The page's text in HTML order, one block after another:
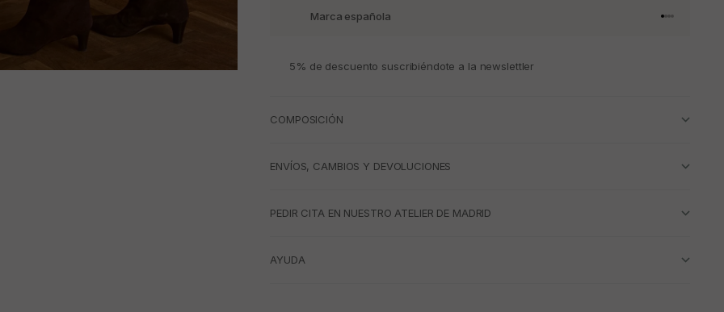
Marca española Ir al artículo
Ir al
Ir al
Ir al
5% de descuento suscribiéndote a la newslettler
COMPOSICIÓN
ENVÍOS, CAMBIOS Y DEVOLUCIONES
PEDIR CITA EN NUESTRO ATELIER DE MADRID
AYUDA